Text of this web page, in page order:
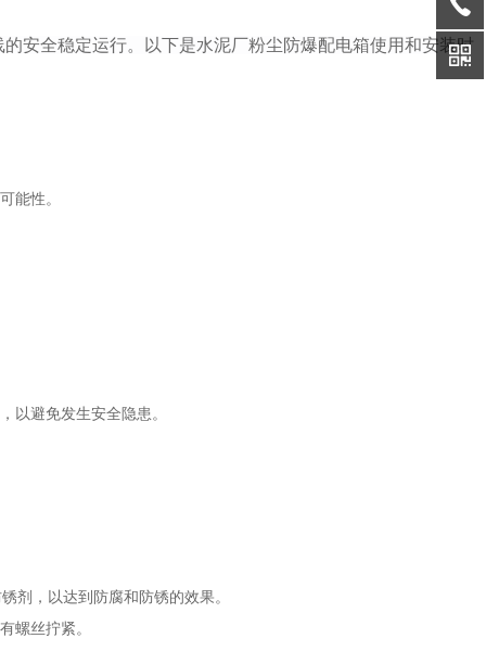
安全稳定运行。以下是水泥厂粉尘防爆配电箱使用和安装时
能性。
以避免发生安全隐患。
剂，以达到防腐和防锈的效果。
螺丝拧紧。